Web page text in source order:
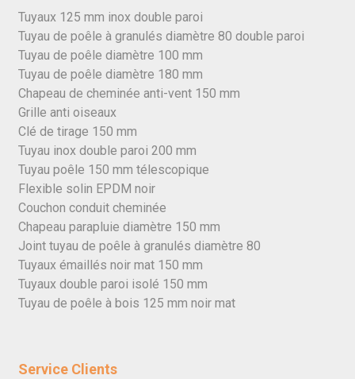
Tuyaux 125 mm inox double paroi
Tuyau de poêle à granulés diamètre 80 double paroi
Tuyau de poêle diamètre 100 mm
Tuyau de poêle diamètre 180 mm
Chapeau de cheminée anti-vent 150 mm
Grille anti oiseaux
Clé de tirage 150 mm
Tuyau inox double paroi 200 mm
Tuyau poêle 150 mm télescopique
Flexible solin EPDM noir
Couchon conduit cheminée
Chapeau parapluie diamètre 150 mm
Joint tuyau de poêle à granulés diamètre 80
Tuyaux émaillés noir mat 150 mm
Tuyaux double paroi isolé 150 mm
Tuyau de poêle à bois 125 mm noir mat
Service Clients